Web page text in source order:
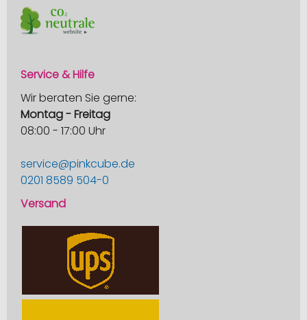
Service & Hilfe
Wir beraten Sie gerne:
Montag - Freitag
08:00 - 17:00 Uhr
service@pinkcube.de
0201 8589 504-0
Versand